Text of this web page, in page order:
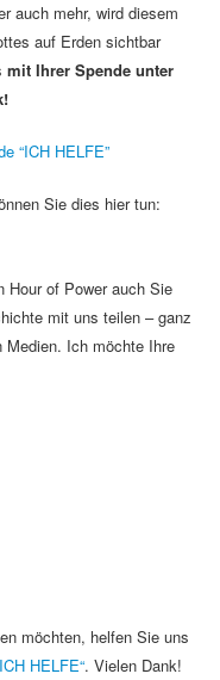
auch mehr, wird diesem
auf Erden sichtbar
mit Ihrer Spende unter
“ICH HELFE”
Sie dies hier tun:
Hour of Power auch Sie
mit uns teilen – ganz
Medien. Ich möchte Ihre
möchten, helfen Sie uns
HELFE“. Vielen Dank!